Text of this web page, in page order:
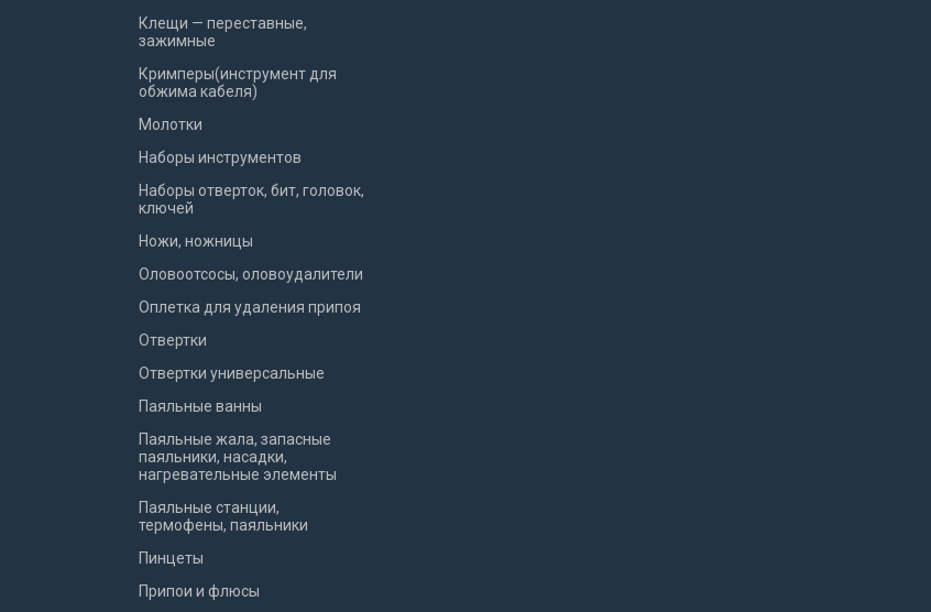
Клещи — переставные,
зажимные
Кримперы(инструмент для
обжима кабеля)
Молотки
Наборы инструментов
Наборы отверток, бит, головок,
ключей
Ножи, ножницы
Оловоотсосы, оловоудалители
Оплетка для удаления припоя
Отвертки
Отвертки универсальные
Паяльные ванны
Паяльные жала, запасные
паяльники, насадки,
нагревательные элементы
Паяльные станции,
термофены, паяльники
Пинцеты
Припои и флюсы